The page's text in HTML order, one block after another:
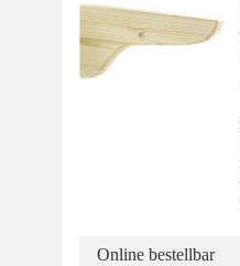
Online bestellbar